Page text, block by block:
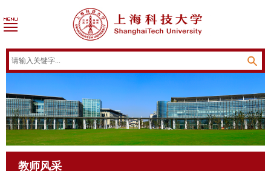
教师风采